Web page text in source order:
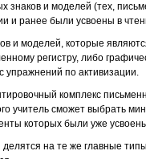
знаков и моделей (тех,
и ранее были усвоены в
и моделей, которые
регистру, либо
упражнений по активизации.
комплекс
учитель сможет выбрать
которых были уже
на те же главные